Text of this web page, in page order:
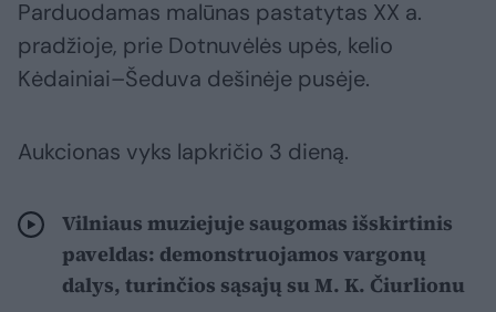
Parduodamas malūnas pastatytas XX a.
pradžioje, prie Dotnuvėlės upės, kelio
Kėdainiai–Šeduva dešinėje pusėje.
Aukcionas vyks lapkričio 3 dieną.
Vilniaus muziejuje saugomas išskirtinis
paveldas: demonstruojamos vargonų
dalys, turinčios sąsajų su M. K. Čiurlionu